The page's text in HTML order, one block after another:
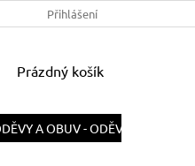
ODSTOUPENÍ OD
Přihlášení
NÁKUPNÍ
Prázdný košík
A OBUV - ODĚVY A OBUV